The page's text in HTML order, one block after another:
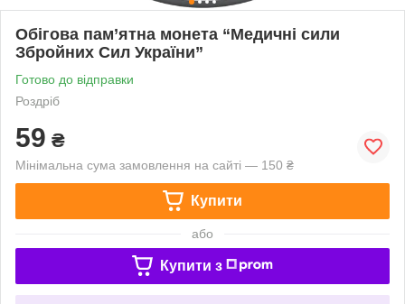
Обігова пам’ятна монета “Медичні сили
Збройних Сил України”
Готово до відправки
Роздріб
59 ₴
Мінімальна сума замовлення на сайті — 150 ₴
Купити
або
Купити з